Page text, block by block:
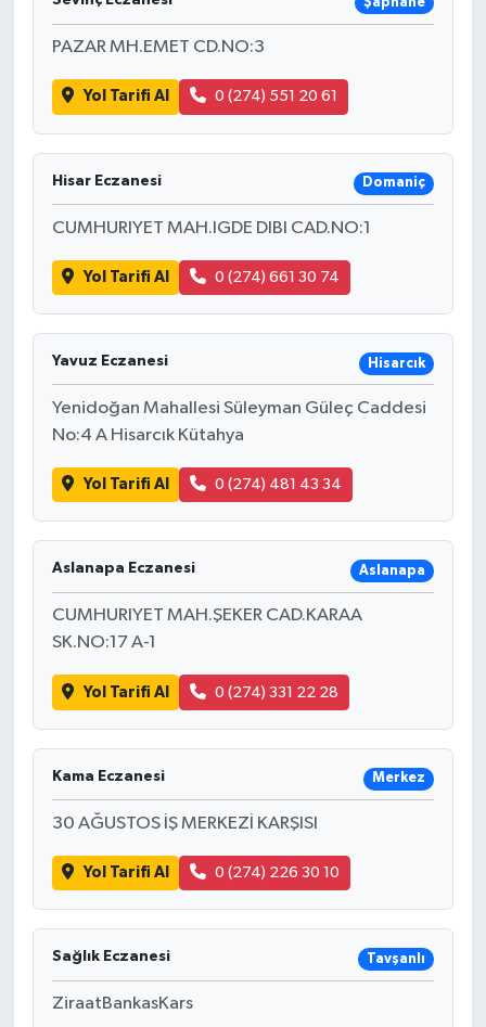
PAZAR MH.EMET CD.NO:3
Yol Tarifi Al 0 (274) 551 20 61
Hisar Eczanesi Domaniç
CUMHURIYET MAH.IGDE DIBI CAD.NO:1
Yol Tarifi Al 0 (274) 661 30 74
Yavuz Eczanesi Hisarcık
Yenidoğan Mahallesi Süleyman Güleç Caddesi
No:4 A Hisarcık Kütahya
Yol Tarifi Al 0 (274) 481 43 34
Aslanapa Eczanesi Aslanapa
CUMHURIYET MAH.ŞEKER CAD.KARAA
SK.NO:17 A-1
Yol Tarifi Al 0 (274) 331 22 28
Kama Eczanesi Merkez
30 AĞUSTOS İŞ MERKEZİ KARŞISI
Yol Tarifi Al 0 (274) 226 30 10
Sağlık Eczanesi Tavşanlı
ZiraatBankasKars